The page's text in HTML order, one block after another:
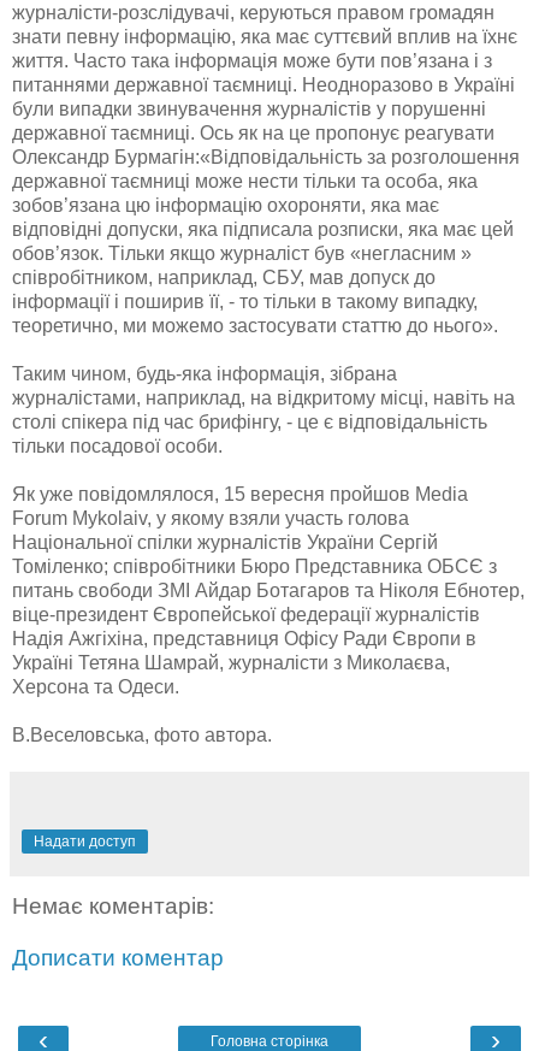
журналісти-розслідувачі, керуються правом громадян
знати певну інформацію, яка має суттєвий вплив на їхнє
життя. Часто така інформація може бути пов’язана і з
питаннями державної таємниці. Неодноразово в Україні
були випадки звинувачення журналістів у порушенні
державної таємниці. Ось як на це пропонує реагувати
Олександр Бурмагін:«Відповідальність за розголошення
державної таємниці може нести тільки та особа, яка
зобов’язана цю інформацію охороняти, яка має
відповідні допуски, яка підписала розписки, яка має цей
обов’язок. Тільки якщо журналіст був «негласним »
співробітником, наприклад, СБУ, мав допуск до
інформації і поширив її, - то тільки в такому випадку,
теоретично, ми можемо застосувати статтю до нього».
Таким чином, будь-яка інформація, зібрана
журналістами, наприклад, на відкритому місці, навіть на
столі спікера під час брифінгу, - це є відповідальність
тільки посадової особи.
Як уже повідомлялося, 15 вересня пройшов Media
Forum Mykolaiv, у якому взяли участь голова
Національної спілки журналістів України Сергій
Томіленко; співробітники Бюро Представника ОБСЄ з
питань свободи ЗМІ Айдар Ботагаров та Ніколя Ебнотер,
віце-президент Європейської федерації журналістів
Надія Ажгіхіна, представниця Офісу Ради Європи в
Україні Тетяна Шамрай, журналісти з Миколаєва,
Херсона та Одеси.
В.Веселовська, фото автора.
Надати доступ
Немає коментарів:
Дописати коментар
‹ ›
Головна сторінка